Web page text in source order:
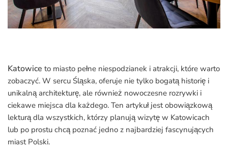
Katowice to miasto pełne niespodzianek i atrakcji, które warto
zobaczyć. W sercu Śląska, oferuje nie tylko bogatą historię i
unikalną architekturę, ale również nowoczesne rozrywki i
ciekawe miejsca dla każdego. Ten artykuł jest obowiązkową
lekturą dla wszystkich, którzy planują wizytę w Katowicach
lub po prostu chcą poznać jedno z najbardziej fascynujących
miast Polski.